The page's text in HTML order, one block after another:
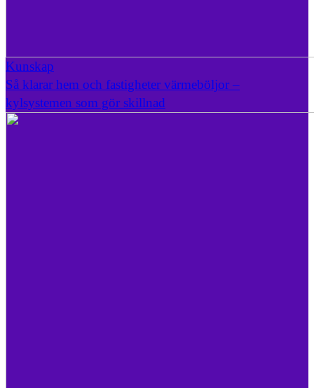
Kunskap
Så klarar hem och fastigheter värmeböljor –
kylsystemen som gör skillnad